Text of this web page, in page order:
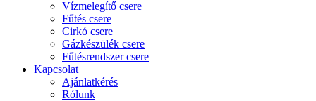
Vízmelegítő csere
Fűtés csere
Cirkó csere
Gázkészülék csere
Fűtésrendszer csere
Kapcsolat
Ajánlatkérés
Rólunk